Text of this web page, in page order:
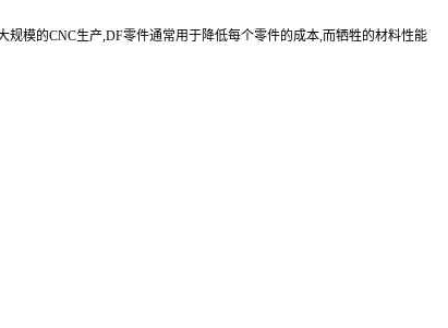
模的CNC生产,DF零件通常用于降低每个零件的成本,而牺牲的材料性能